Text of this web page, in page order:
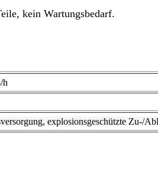
kein Wartungsbedarf.
h
explosionsgeschützte Zu-/